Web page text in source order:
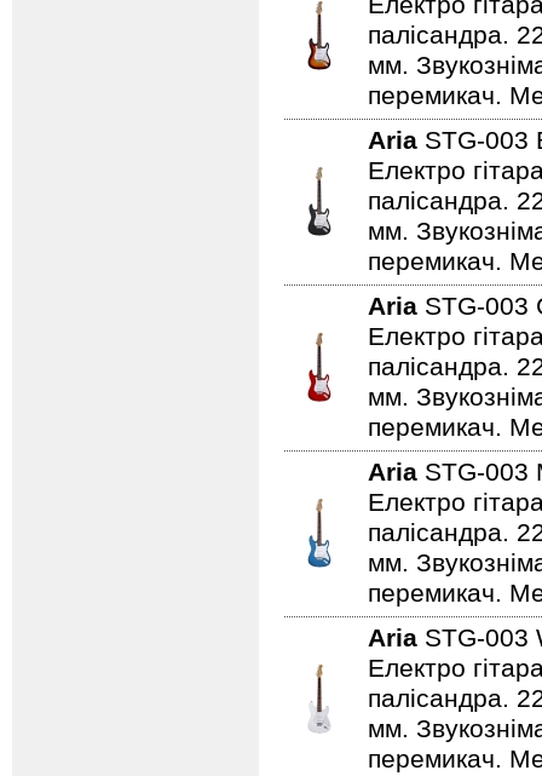
палісандра.
мм.
перемикач.
Aria STG-
Електро
палісандра.
мм.
перемикач.
Aria STG-
Електро
палісандра.
мм.
перемикач.
Aria STG-
Електро
палісандра.
мм.
перемикач.
Aria STG-
Електро
палісандра.
мм.
перемикач.